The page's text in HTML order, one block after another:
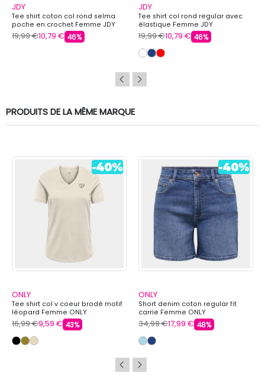
JDY
Tee shirt coton col rond selma
poche en crochet Femme JDY
19,99 €10,79 € 46%
JDY
Tee shirt col rond regular avec
élastique Femme JDY
19,99 €10,79 € 46%
PRODUITS DE LA MÊME MARQUE
ONLY
Tee shirt col v coeur brodé motif
léopard Femme ONLY
16,99 €9,59 € 43%
ONLY
Short denim coton regular fit
carrie Femme ONLY
34,99 €17,99 € 48%